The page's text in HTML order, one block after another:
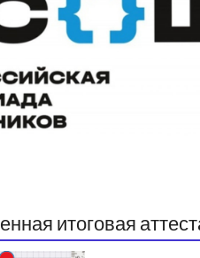
итоговая